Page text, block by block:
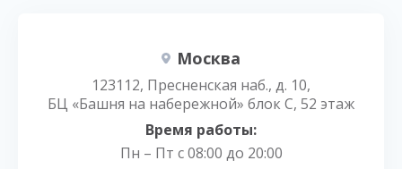
Москва
123112, Пресненская наб., д. 10,
БЦ «Башня на набережной» блок С, 52 этаж
Время работы:
Пн – Пт с 08:00 до 20:00